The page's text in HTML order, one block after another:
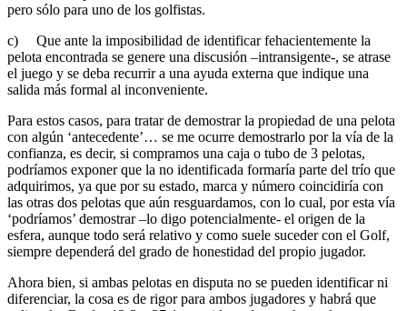
pero sólo para uno de los golfistas.
c) Que ante la imposibilidad de identificar fehacientemente la
pelota encontrada se genere una discusión –intransigente-, se atrase
el juego y se deba recurrir a una ayuda externa que indique una
salida más formal al inconveniente.
Para estos casos, para tratar de demostrar la propiedad de una pelota
con algún ‘antecedente’… se me ocurre demostrarlo por la vía de la
confianza, es decir, si compramos una caja o tubo de 3 pelotas,
podríamos exponer que la no identificada formaría parte del trío que
adquirimos, ya que por su estado, marca y número coincidiría con
las otras dos pelotas que aún resguardamos, con lo cual, por esta vía
‘podríamos’ demostrar –lo digo potencialmente- el origen de la
esfera, aunque todo será relativo y como suele suceder con el Golf,
siempre dependerá del grado de honestidad del propio jugador.
Ahora bien, si ambas pelotas en disputa no se pueden identificar ni
diferenciar, la cosa es de rigor para ambos jugadores y habrá que